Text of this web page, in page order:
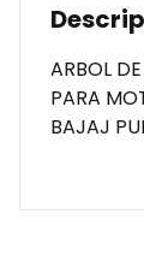
ARBOL
PARA
BAJAJ